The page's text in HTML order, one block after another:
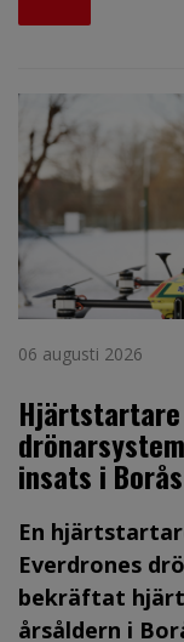
06 augusti 2026
Hjärtstartare
insats i Borås
En
Everdrones
bekräftat
årsåldern i